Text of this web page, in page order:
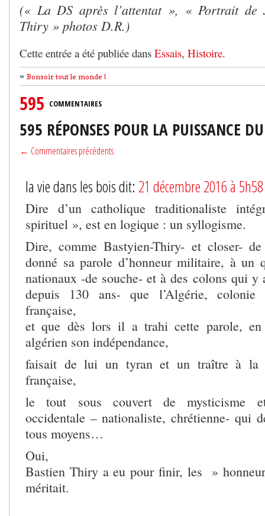
(« La DS après l’attentat », « Portrait de
Thiry » photos D.R.)
Cette entrée a été publiée dans Essais, Histoire.
« Bonsoir tout le monde !
595 COMMENTAIRES
595 RÉPONSES POUR LA PUISSANCE
← Commentaires précédents
la vie dans les bois dit: 21 décembre 2016 à 5h58
Dire d’un catholique traditionaliste
spirituel », est en logique : un syllogisme.
Dire, comme Bastyien-Thiry- et closer-
donné sa parole d’honneur militaire, à un
nationaux -de souche- et à des colons qui y
depuis 130 ans- que l’Algérie, colonie
française,
et que dès lors il a trahi cette parole, en
algérien son indépendance,
faisait de lui un tyran et un traître à la
française,
le tout sous couvert de mysticisme
occidentale – nationaliste, chrétienne- qui
tous moyens…
Oui,
Bastien Thiry a eu pour finir, les »
méritait.